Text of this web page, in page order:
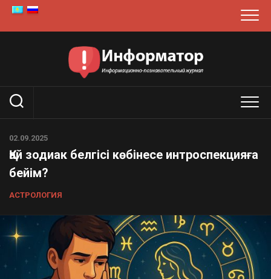
Skip
content
02.09.2025
Қай зодиак белгісі көбінесе интроспекцияға
бейім?
АСТРОЛОГИЯ